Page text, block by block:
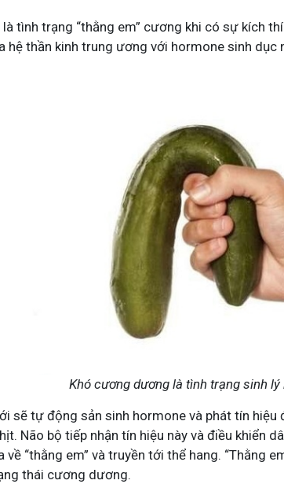
tình trạng “thằng em” cương khi có sự kích
hệ thần kinh trung ương với hormone sinh dục
Khó cương dương là tình trạng sinh lý
sẽ tự động sản sinh hormone và phát tín hiệu
Não bộ tiếp nhận tín hiệu này và điều khiển
“thằng em” và truyền tới thể hang. “Thằng
thái cương dương.
Tuấn tôi - Y diệu thuốc nam
thành viên